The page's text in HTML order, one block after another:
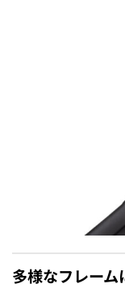
多様なフレー